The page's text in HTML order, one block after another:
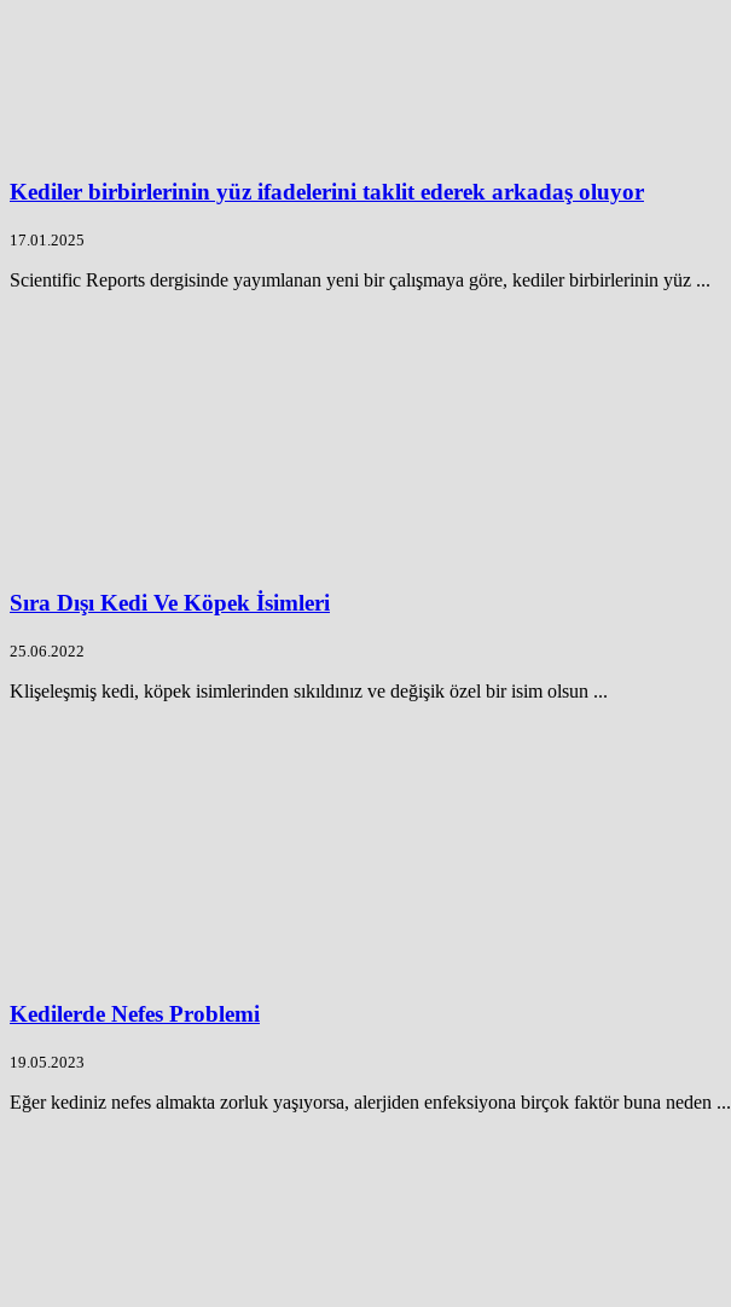
Kediler birbirlerinin yüz ifadelerini taklit ederek arkadaş oluyor
17.01.2025
Scientific Reports dergisinde yayımlanan yeni bir çalışmaya göre, kediler birbirlerinin yüz ...
Sıra Dışı Kedi Ve Köpek İsimleri
25.06.2022
Klişeleşmiş kedi, köpek isimlerinden sıkıldınız ve değişik özel bir isim olsun ...
Kedilerde Nefes Problemi
19.05.2023
Eğer kediniz nefes almakta zorluk yaşıyorsa, alerjiden enfeksiyona birçok faktör buna neden ...